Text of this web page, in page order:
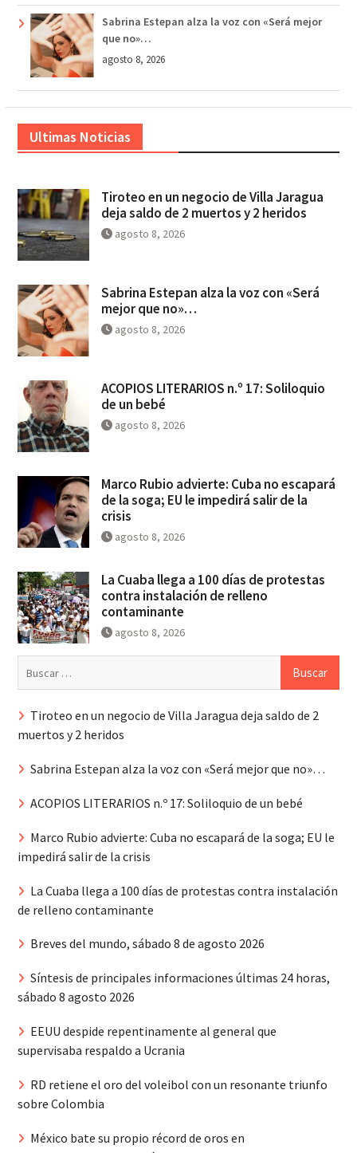
Sabrina Estepan alza la voz con «Será mejor
que no»…
agosto 8, 2026
Ultimas Noticias
Tiroteo en un negocio de Villa Jaragua
deja saldo de 2 muertos y 2 heridos
agosto 8, 2026
Sabrina Estepan alza la voz con «Será
mejor que no»…
agosto 8, 2026
ACOPIOS LITERARIOS n.º 17: Soliloquio
de un bebé
agosto 8, 2026
Marco Rubio advierte: Cuba no escapará
de la soga; EU le impedirá salir de la
crisis
agosto 8, 2026
La Cuaba llega a 100 días de protestas
contra instalación de relleno
contaminante
agosto 8, 2026
Tiroteo en un negocio de Villa Jaragua deja saldo de 2
muertos y 2 heridos
Sabrina Estepan alza la voz con «Será mejor que no»…
ACOPIOS LITERARIOS n.º 17: Soliloquio de un bebé
Marco Rubio advierte: Cuba no escapará de la soga; EU le
impedirá salir de la crisis
La Cuaba llega a 100 días de protestas contra instalación
de relleno contaminante
Breves del mundo, sábado 8 de agosto 2026
Síntesis de principales informaciones últimas 24 horas,
sábado 8 agosto 2026
EEUU despide repentinamente al general que
supervisaba respaldo a Ucrania
RD retiene el oro del voleibol con un resonante triunfo
sobre Colombia
México bate su propio récord de oros en